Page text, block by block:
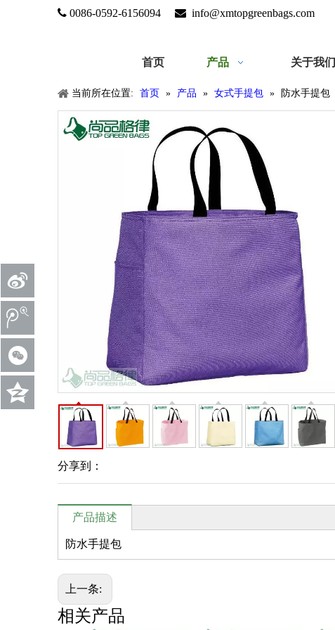
 0086-0592-6156094  info@xmtopgreenbags.com
首页 产品 关于我们
当前所在位置: 首页 » 产品 » 女式手提包 » 防水手提包
分享到：
产品描述
防水手提包
上一条:
相关产品